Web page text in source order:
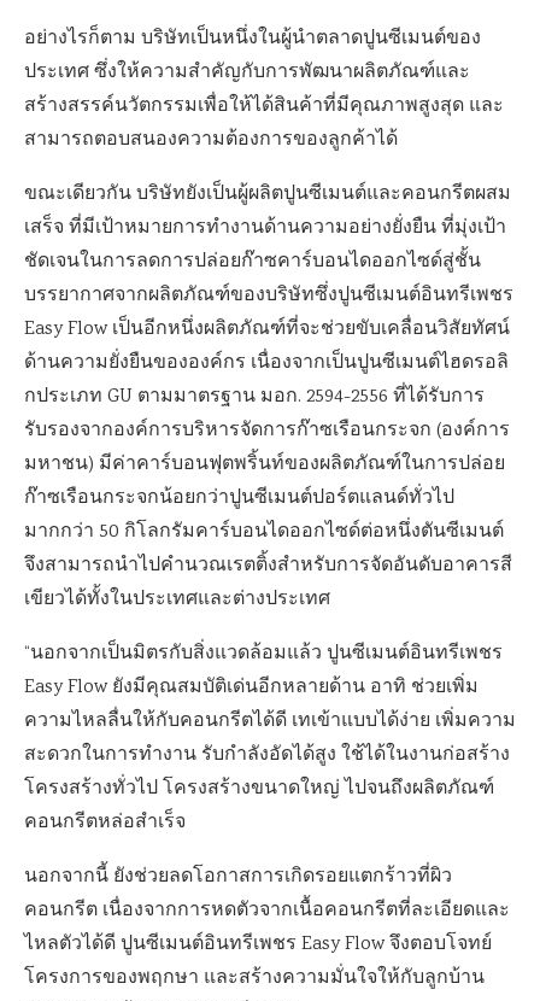
อย่างไรก็ตาม บริษัทเป็นหนึ่งในผู้นำตลาดปูนซีเมนต์ของ
ประเทศ ซึ่งให้ความสำคัญกับการพัฒนาผลิตภัณฑ์และ
สร้างสรรค์นวัตกรรมเพื่อให้ได้สินค้าที่มีคุณภาพสูงสุด และ
สามารถตอบสนองความต้องการของลูกค้าได้
ขณะเดียวกัน บริษัทยังเป็นผู้ผลิตปูนซีเมนต์และคอนกรีตผสม
เสร็จ ที่มีเป้าหมายการทำงานด้านความอย่างยั่งยืน ที่มุ่งเป้า
ชัดเจนในการลดการปล่อยก๊าซคาร์บอนไดออกไซด์สู่ชั้น
บรรยากาศจากผลิตภัณฑ์ของบริษัทซึ่งปูนซีเมนต์อินทรีเพชร
Easy Flow เป็นอีกหนึ่งผลิตภัณฑ์ที่จะช่วยขับเคลื่อนวิสัยทัศน์
ด้านความยั่งยืนขององค์กร เนื่องจากเป็นปูนซีเมนต์ไฮดรอลิ
กประเภท GU ตามมาตรฐาน มอก. 2594-2556 ที่ได้รับการ
รับรองจากองค์การบริหารจัดการก๊าซเรือนกระจก (องค์การ
มหาชน) มีค่าคาร์บอนฟุตพริ้นท์ของผลิตภัณฑ์ในการปล่อย
ก๊าซเรือนกระจกน้อยกว่าปูนซีเมนต์ปอร์ตแลนด์ทั่วไป
มากกว่า 50 กิโลกรัมคาร์บอนไดออกไซด์ต่อหนึ่งตันซีเมนต์
จึงสามารถนำไปคำนวณเรตติ้งสำหรับการจัดอันดับอาคารสี
เขียวได้ทั้งในประเทศและต่างประเทศ
“นอกจากเป็นมิตรกับสิ่งแวดล้อมแล้ว ปูนซีเมนต์อินทรีเพชร
Easy Flow ยังมีคุณสมบัติเด่นอีกหลายด้าน อาทิ ช่วยเพิ่ม
ความไหลลื่นให้กับคอนกรีตได้ดี เทเข้าแบบได้ง่าย เพิ่มความ
สะดวกในการทำงาน รับกำลังอัดได้สูง ใช้ได้ในงานก่อสร้าง
โครงสร้างทั่วไป โครงสร้างขนาดใหญ่ ไปจนถึงผลิตภัณฑ์
คอนกรีตหล่อสำเร็จ
นอกจากนี้ ยังช่วยลดโอกาสการเกิดรอยแตกร้าวที่ผิว
คอนกรีต เนื่องจากการหดตัวจากเนื้อคอนกรีตที่ละเอียดและ
ไหลตัวได้ดี ปูนซีเมนต์อินทรีเพชร Easy Flow จึงตอบโจทย์
โครงการของพฤกษา และสร้างความมั่นใจให้กับลูกบ้าน